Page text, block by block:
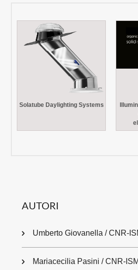
Solatube Daylighting Systems
AUTORI
Umberto Giovanella / CNR-
Mariacecilia Pasini / CNR-